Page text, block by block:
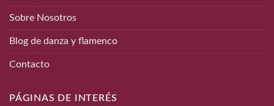
Sobre Nosotros
Blog de danza y flamenco
Contacto
PÁGINAS DE INTERÉS